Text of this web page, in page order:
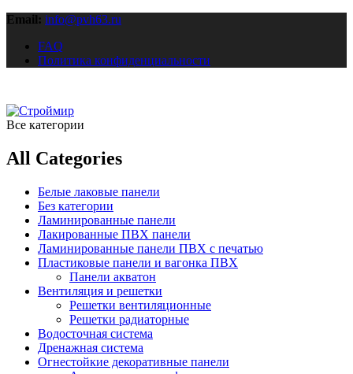
Email: info@pvh63.ru
FAQ
Политика конфиденциальности
Все категории
All Categories
Белые лаковые панели
Без категории
Ламинированные панели
Лакированные ПВХ панели
Ламинированные панели ПВХ с печатью
Пластиковые панели и вагонка ПВХ
Панели акватон
Вентиляция и решетки
Решетки вентиляционные
Решетки радиаторные
Водосточная система
Дренажная система
Огнестойкие декоративные панели